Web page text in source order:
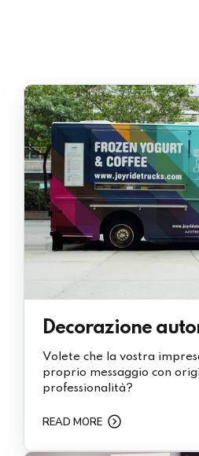
Decorazione
Volete che la vostra
proprio messaggio con
professionalità?
READ MORE